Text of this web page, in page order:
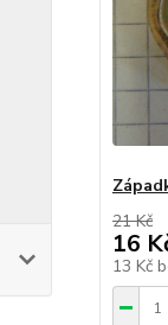
21 Kč
16
13 Kč